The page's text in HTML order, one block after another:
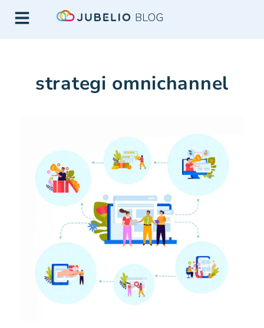
strategi omnichannel